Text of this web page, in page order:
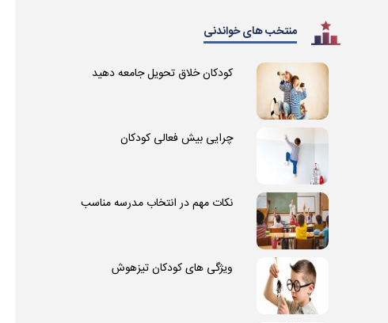
منتخب های خواندنی
کودکان خلاق تحویل جامعه دهید
چرایی بیش فعالی کودکان
نکات مهم در انتخاب مدرسه مناسب
ویژگی های کودکان تیزهوش